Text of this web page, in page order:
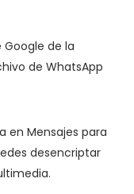
de la
de WhatsApp
en Mensajes para
desencriptar